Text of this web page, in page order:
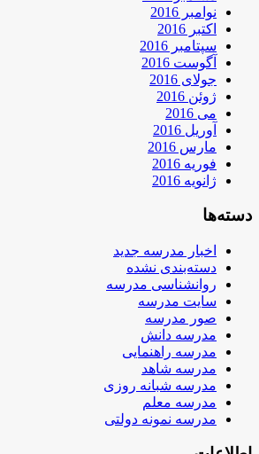
نوامبر 2016
اکتبر 2016
سپتامبر 2016
آگوست 2016
جولای 2016
ژوئن 2016
می 2016
آوریل 2016
مارس 2016
فوریه 2016
ژانویه 2016
دسته‌ها
اخبار مدرسه جدید
دسته‌بندی نشده
روانشناسی مدرسه
سایت مدرسه
صور مدرسه
مدرسه دانش
مدرسه راهنمایی
مدرسه شاهد
مدرسه شبانه روزی
مدرسه معلم
مدرسه نمونه دولتی